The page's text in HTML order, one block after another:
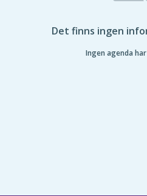
Det finns ingen
Ingen agenda